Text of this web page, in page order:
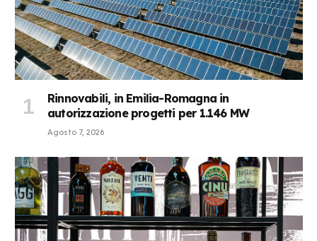
Rinnovabili, in Emilia-Romagna in
autorizzazione progetti per 1.146 MW
Agosto 7, 2026